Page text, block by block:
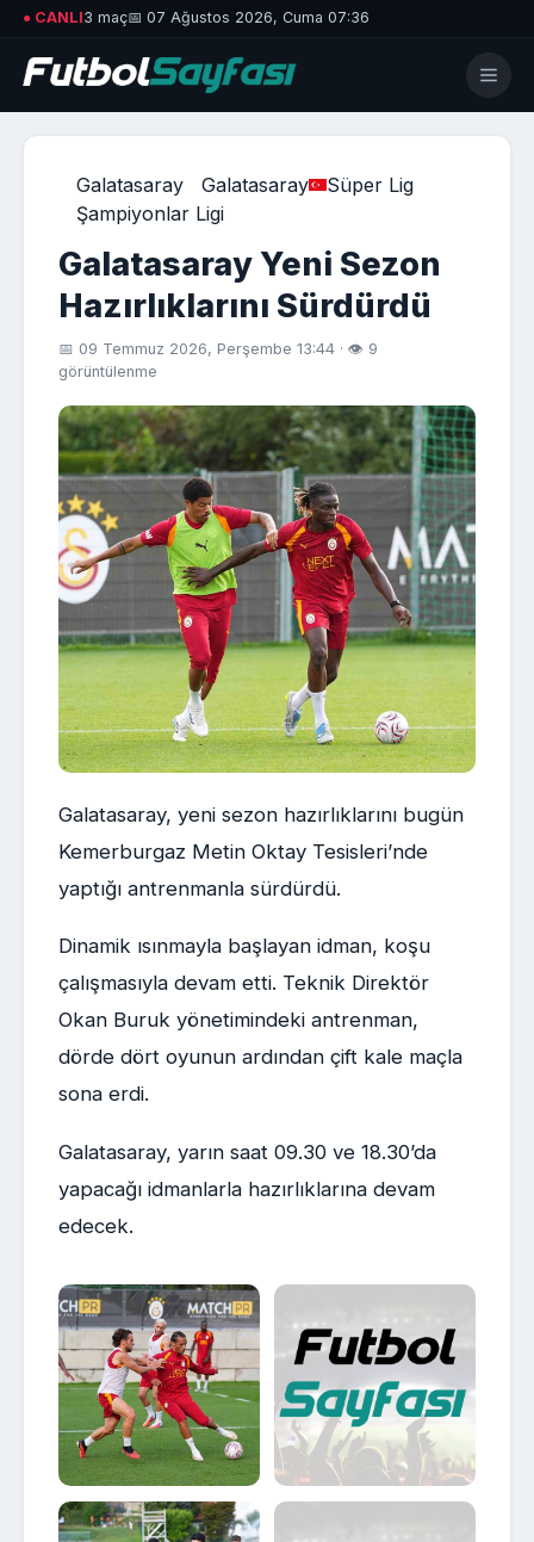
● CANLI3 maç📅 07 Ağustos 2026, Cuma 07:36
Galatasaray Galatasaray
Süper Lig
Şampiyonlar Ligi
Galatasaray Yeni Sezon
Hazırlıklarını Sürdürdü
📅 09 Temmuz 2026, Perşembe 13:44 · 👁 9
görüntülenme
Galatasaray, yeni sezon hazırlıklarını bugün
Kemerburgaz Metin Oktay Tesisleri’nde
yaptığı antrenmanla sürdürdü.
Dinamik ısınmayla başlayan idman, koşu
çalışmasıyla devam etti. Teknik Direktör
Okan Buruk yönetimindeki antrenman,
dörde dört oyunun ardından çift kale maçla
sona erdi.
Galatasaray, yarın saat 09.30 ve 18.30’da
yapacağı idmanlarla hazırlıklarına devam
edecek.